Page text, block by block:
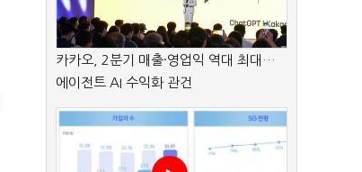
카카오, 2분기 매출·영업익 역대 최대…
에이전트 AI 수익화 관건